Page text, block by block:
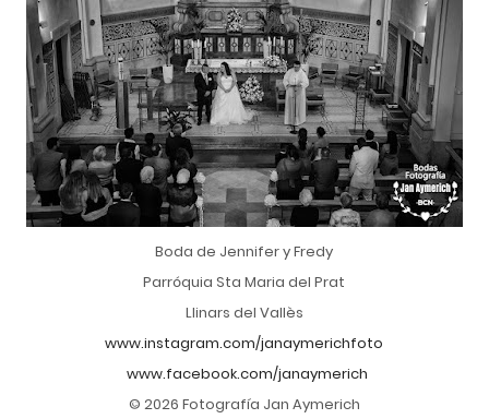
Boda de Jennifer y Fredy
Parróquia Sta Maria del Prat
Llinars del Vallès
www.instagram.com/janaymerichfoto
www.facebook.com/janaymerich
© 2026 Fotografía Jan Aymerich